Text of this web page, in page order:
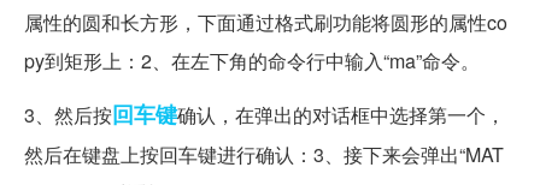
属性的圆和长方形，下面通过格式刷功能将圆形的属性co
py到矩形上：2、在左下角的命令行中输入“ma”命令。
3、然后按回车键确认，在弹出的对话框中选择第一个，
然后在键盘上按回车键进行确认：3、接下来会弹出“MAT